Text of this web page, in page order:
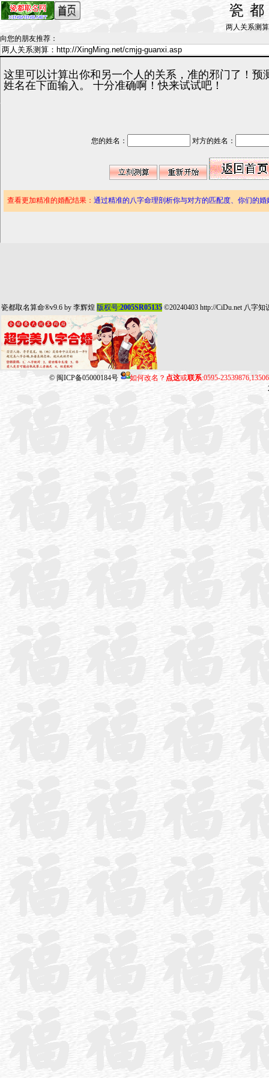
瓷
两人关系测
向您的朋友推荐 ：
这里可以计算出你和另一个人的关系，准的邪门了！预
姓名在下面输入。 十分准确啊！快来试试吧！
您的姓名： 对方的姓名：
查看更加精准的婚配结果：通过精准的八字命理剖析你与对方的匹配度、你们的
瓷都取名算命®v9.6 by 李辉煌 版权号:2005SR05135 ©20240403 http://CiDu.net 八字知
© 闽ICP备05000184号 如何改名？ 点这或联系:0595-